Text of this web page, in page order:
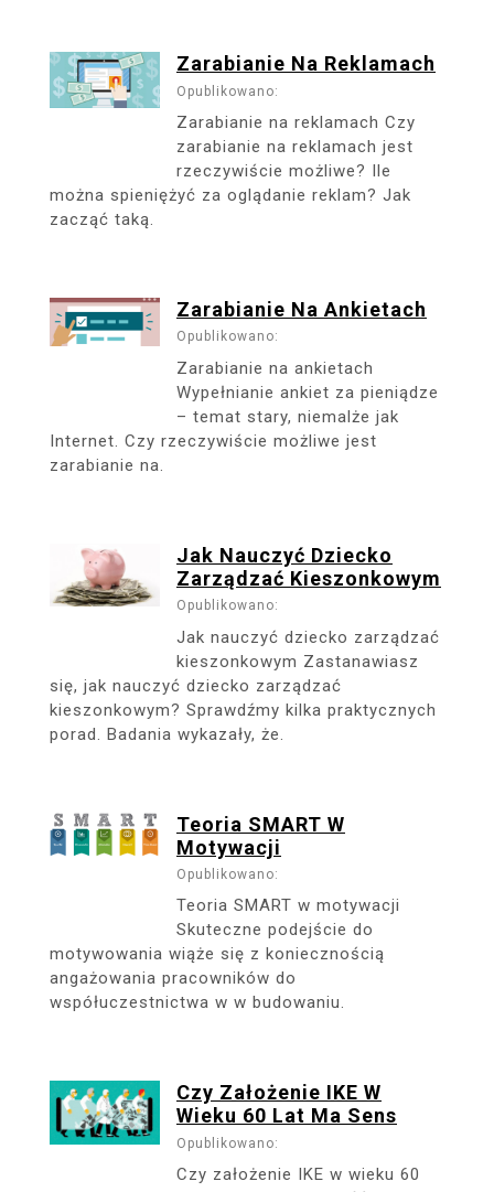
Zarabianie Na Reklamach
Opublikowano:
Zarabianie na reklamach Czy
zarabianie na reklamach jest
rzeczywiście możliwe? Ile
można spieniężyć za oglądanie reklam? Jak
zacząć taką.
Zarabianie Na Ankietach
Opublikowano:
Zarabianie na ankietach
Wypełnianie ankiet za pieniądze
– temat stary, niemalże jak
Internet. Czy rzeczywiście możliwe jest
zarabianie na.
Jak Nauczyć Dziecko
Zarządzać Kieszonkowym
Opublikowano:
Jak nauczyć dziecko zarządzać
kieszonkowym Zastanawiasz
się, jak nauczyć dziecko zarządzać
kieszonkowym? Sprawdźmy kilka praktycznych
porad. Badania wykazały, że.
Teoria SMART W
Motywacji
Opublikowano:
Teoria SMART w motywacji
Skuteczne podejście do
motywowania wiąże się z koniecznością
angażowania pracowników do
współuczestnictwa w w budowaniu.
Czy Założenie IKE W
Wieku 60 Lat Ma Sens
Opublikowano:
Czy założenie IKE w wieku 60